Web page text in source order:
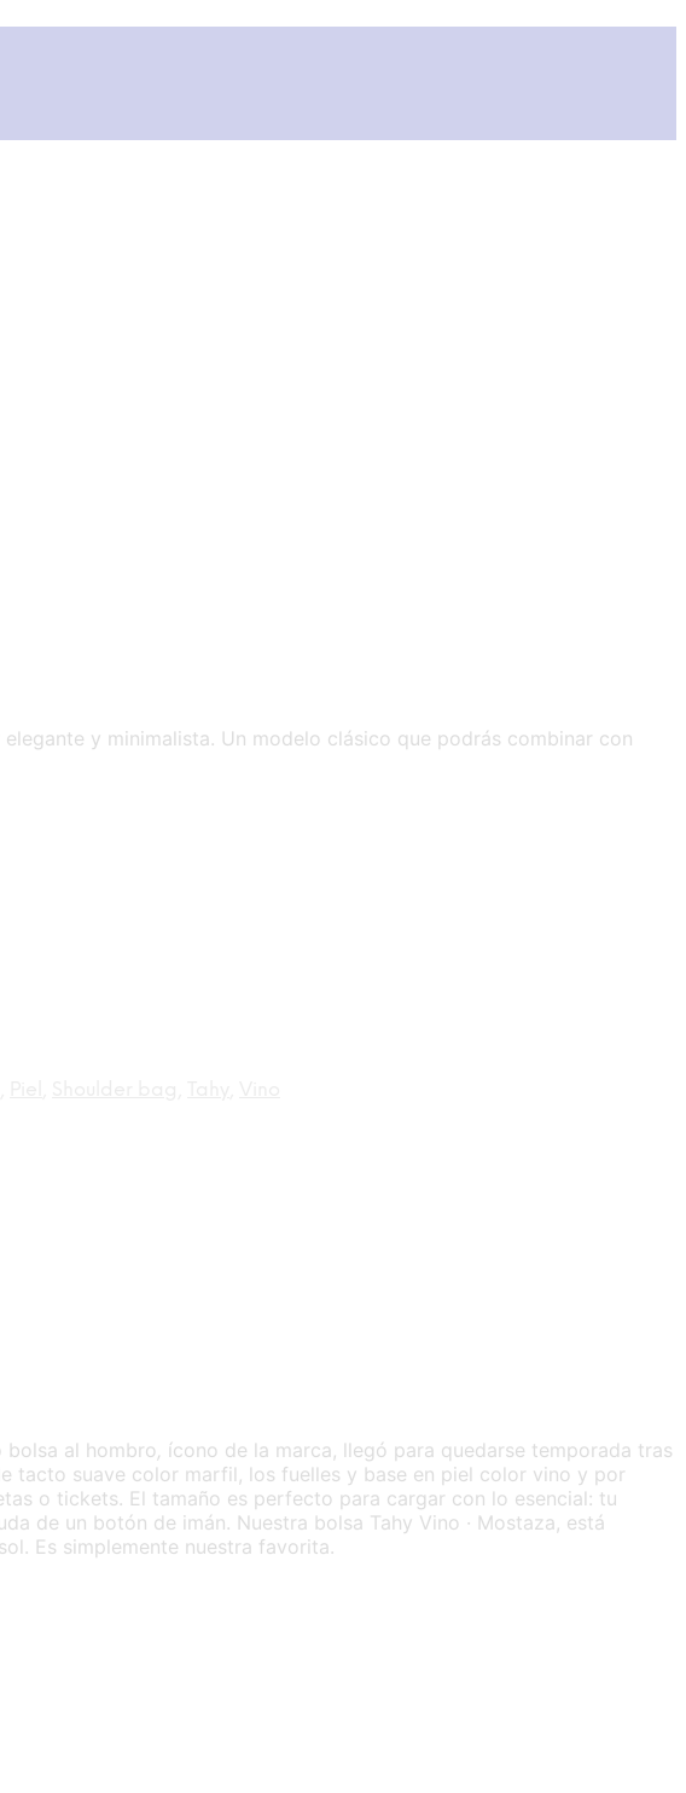
elegante y minimalista. Un modelo clásico que podrás combinar con
bolsa al hombro, ícono de la marca, llegó para quedarse temporada tras
tacto suave color marfil, los fuelles y base en piel color vino y por
o tickets. El tamaño es perfecto para cargar con lo esencial: tu
de un botón de imán. Nuestra bolsa Tahy Vino · Mostaza, está
Es simplemente nuestra favorita.